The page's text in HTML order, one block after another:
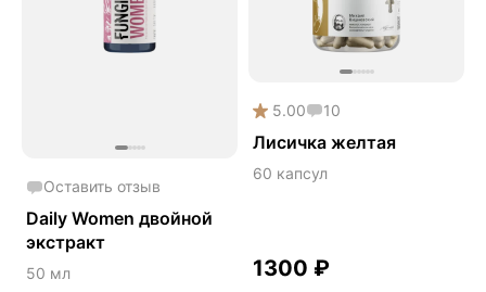
Онколинейка
Помощь при аллергии
Природный антибиотик
Оставить отзыв
Daily Women двойной
экстракт
50 мл
5.00 10
Лисичка желтая
60 капсул
1300 ₽